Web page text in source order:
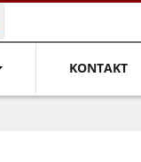
KONTAKT